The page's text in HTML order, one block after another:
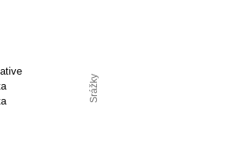
Srážky